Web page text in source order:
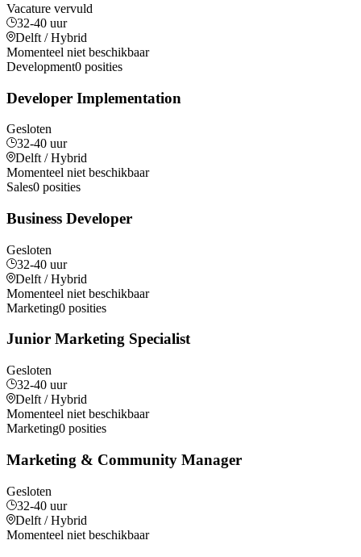
Vacature vervuld
32-40 uur
Delft / Hybrid
Momenteel niet beschikbaar
Development0 posities
Developer Implementation
Gesloten
32-40 uur
Delft / Hybrid
Momenteel niet beschikbaar
Sales0 posities
Business Developer
Gesloten
32-40 uur
Delft / Hybrid
Momenteel niet beschikbaar
Marketing0 posities
Junior Marketing Specialist
Gesloten
32-40 uur
Delft / Hybrid
Momenteel niet beschikbaar
Marketing0 posities
Marketing & Community Manager
Gesloten
32-40 uur
Delft / Hybrid
Momenteel niet beschikbaar